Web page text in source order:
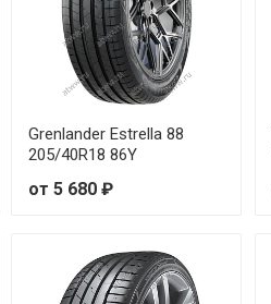
Grenlander Estrella 88
205/40R18 86Y
от 5 680 ₽